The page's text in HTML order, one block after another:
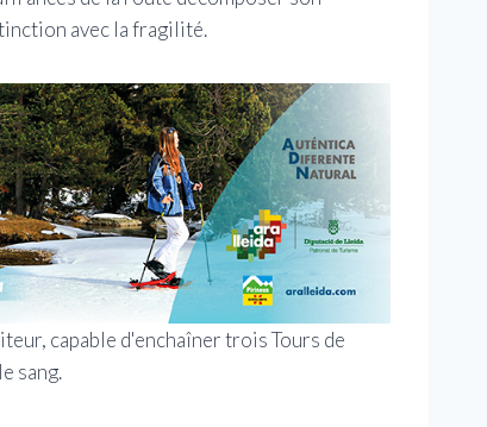
avec la fragilité.
capable d'enchaîner trois Tours de
sang.